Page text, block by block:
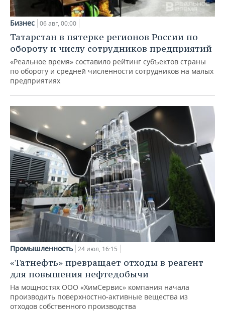
Бизнес 06 авг, 00:00
Татарстан в пятерке регионов России по
обороту и числу сотрудников предприятий
«Реальное время» составило рейтинг субъектов страны
по обороту и средней численности сотрудников на малых
предприятиях
Промышленность 24 июл, 16:15
«Татнефть» превращает отходы в реагент
для повышения нефтедобычи
На мощностях ООО «ХимСервис» компания начала
производить поверхностно-активные вещества из
отходов собственного производства